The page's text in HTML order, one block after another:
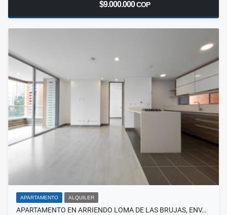
$9.000.000COP
APARTAMENTO ALQUILER
APARTAMENTO EN ARRIENDO LOMA DE LAS BRUJAS, ENV…